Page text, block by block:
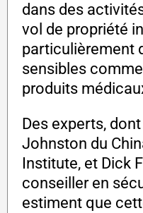
dans des
vol de propriété
particulièrement
sensibles
produits
Des experts,
Johnston du
Institute, et Dick
conseiller en
estiment que